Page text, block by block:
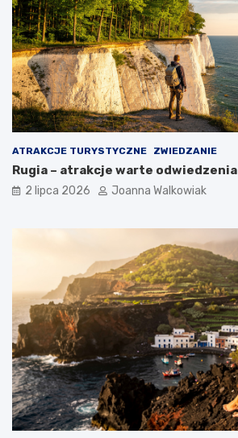
ATRAKCJE TURYSTYCZNE ZWIEDZANIE
Rugia – atrakcje warte odwiedzenia
2 lipca 2026 Joanna Walkowiak